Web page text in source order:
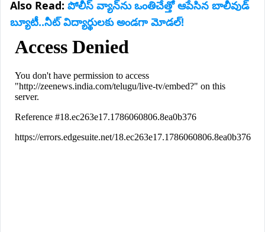
Also Read: పోలీస్ వ్యాన్‌ను ఒంతిచేత్తో ఆపేసిన బాలీవుడ్
బ్యూటీ..నీట్ విద్యార్థులకు అండగా మోడల్!